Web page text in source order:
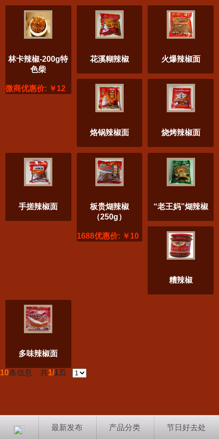
林卡辣椒-200g特
色柴
微商优惠价: ￥12
花溪糊辣椒 火爆辣椒面
烙锅辣椒面 烧烤辣椒面
手搓辣椒面
板贵煳辣椒
（250g）
1688优惠价: ￥10
“老王妈”煳辣椒
糟辣椒
多味辣椒面
10条信息 共1/1页
最新发布 产品分类 节日好去处